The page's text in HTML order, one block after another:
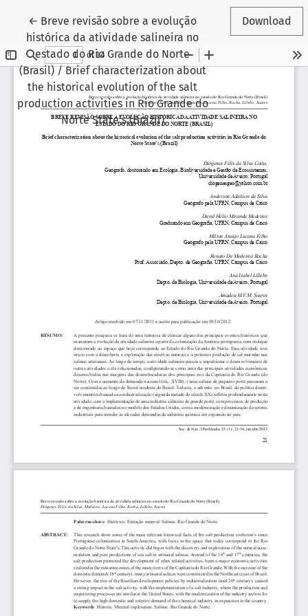
← Return to Article Details
Breve revisão sobre a evolução
histórica da atividade salineira no
estado do Rio Grande do Norte
(Brasil) / Brief characterization about
the historical evolution of the salt
production activities in Rio Grande do
Norte State's (Brazil)
Download